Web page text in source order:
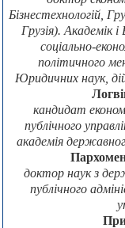
Бізнестехнологій,
Грузія). Академік
соціально-
політичного
Юридичних наук,
кандидат
публічного
академія
доктор наук з
публічного